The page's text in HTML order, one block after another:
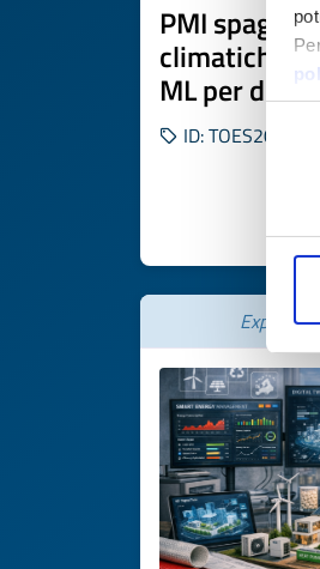
del
PMI
climatiche
ML per
ID:
Expires